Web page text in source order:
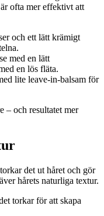
ofta mer effektivt att
och ett lätt krämigt
med en lätt
en lös fläta.
lite leave-in-balsam för
– och resultatet mer
det ut håret och gör
hårets naturliga textur.
torkar för att skapa